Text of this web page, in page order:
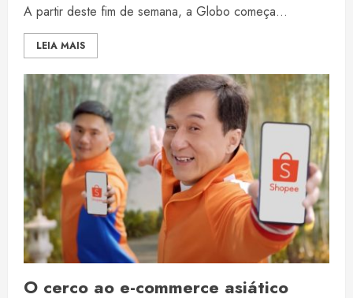
A partir deste fim de semana, a Globo começa...
LEIA MAIS
O cerco ao e-commerce asiático